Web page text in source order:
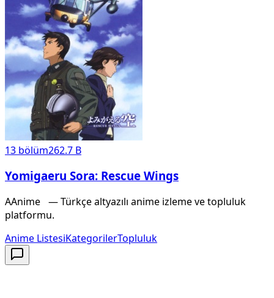
13 bölüm262.7 B
Yomigaeru Sora: Rescue Wings
AAnime — Türkçe altyazılı anime izleme ve topluluk
platformu.
Anime ListesiKategorilerTopluluk